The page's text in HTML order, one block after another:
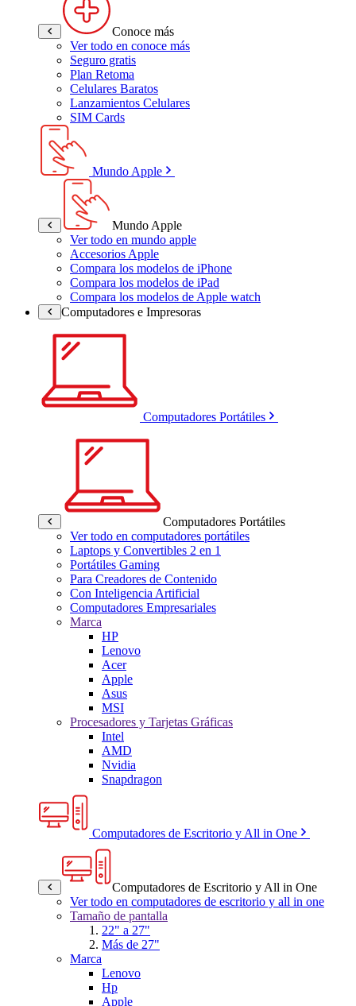
Conoce más
Ver todo en conoce más
Seguro gratis
Plan Retoma
Celulares Baratos
Lanzamientos Celulares
SIM Cards
Mundo Apple
Mundo Apple
Ver todo en mundo apple
Accesorios Apple
Compara los modelos de iPhone
Compara los modelos de iPad
Compara los modelos de Apple watch
Computadores e Impresoras
Computadores Portátiles
Computadores Portátiles
Ver todo en computadores portátiles
Laptops y Convertibles 2 en 1
Portátiles Gaming
Para Creadores de Contenido
Con Inteligencia Artificial
Computadores Empresariales
Marca
HP
Lenovo
Acer
Apple
Asus
MSI
Procesadores y Tarjetas Gráficas
Intel
AMD
Nvidia
Snapdragon
Computadores de Escritorio y All in One
Computadores de Escritorio y All in One
Ver todo en computadores de escritorio y all in one
Tamaño de pantalla
22" a 27"
Más de 27"
Marca
Lenovo
Hp
Apple